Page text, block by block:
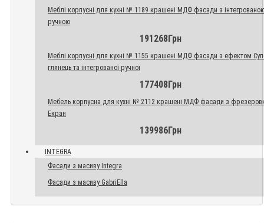
Меблі корпусні для кухні № 1189 крашені МДФ фасади з
ручною
191268Грн
Меблі корпусні для кухні № 1155 крашені МДФ фасади з ефектом
глянець та інтегрованої ручної
177408Грн
Мебель корпусна для кухні № 2112 крашені МДФ фасади з
Екран
139986Грн
INTEGRA
Фасади з масиву Integra
Фасади з масиву GabriElla